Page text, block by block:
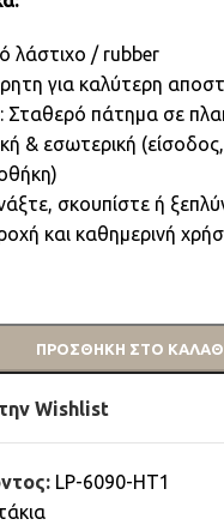
λάστιχο / rubber
για καλύτερη
Σταθερό πάτημα σε
& εσωτερική
σκουπίστε ή
και καθημερινή
ΠΡΟΣΘΉΚΗ ΣΤΟ
Wishlist
LP-6090-HT1